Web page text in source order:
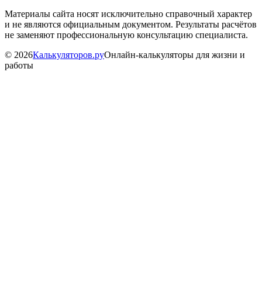
Материалы сайта носят исключительно справочный характер
и не являются официальным документом. Результаты расчётов
не заменяют профессиональную консультацию специалиста.
© 2026Калькуляторов.руОнлайн-калькуляторы для жизни и
работы